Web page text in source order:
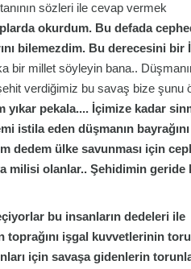
sözleri ile cevap vermek
okurdum. Bu defada
bilemezdim. Bu derecesini bir
bir millet söyleyin bana..
verdiğimiz bu savaş bize şunu
yıkar pekala.... İçimize kadar
istila eden düşmanın
dedem ülke savunması için
milisi olanlar.. Şehidimin geride
bu insanların dedeleri ile
işgal kuvvetlerinin
için savaşa gidenlerin